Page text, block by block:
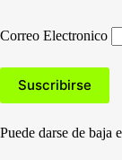
Correo Electronico
Puede darse de baja